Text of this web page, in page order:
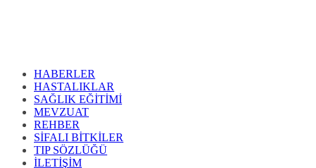
HABERLER
HASTALIKLAR
SAĞLIK EĞİTİMİ
MEVZUAT
REHBER
SİFALI BİTKİLER
TIP SÖZLÜĞÜ
İLETİŞİM